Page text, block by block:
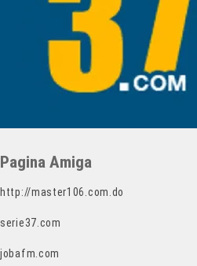
Pagina Amiga
http://master106.com.do
serie37.com
jobafm.com